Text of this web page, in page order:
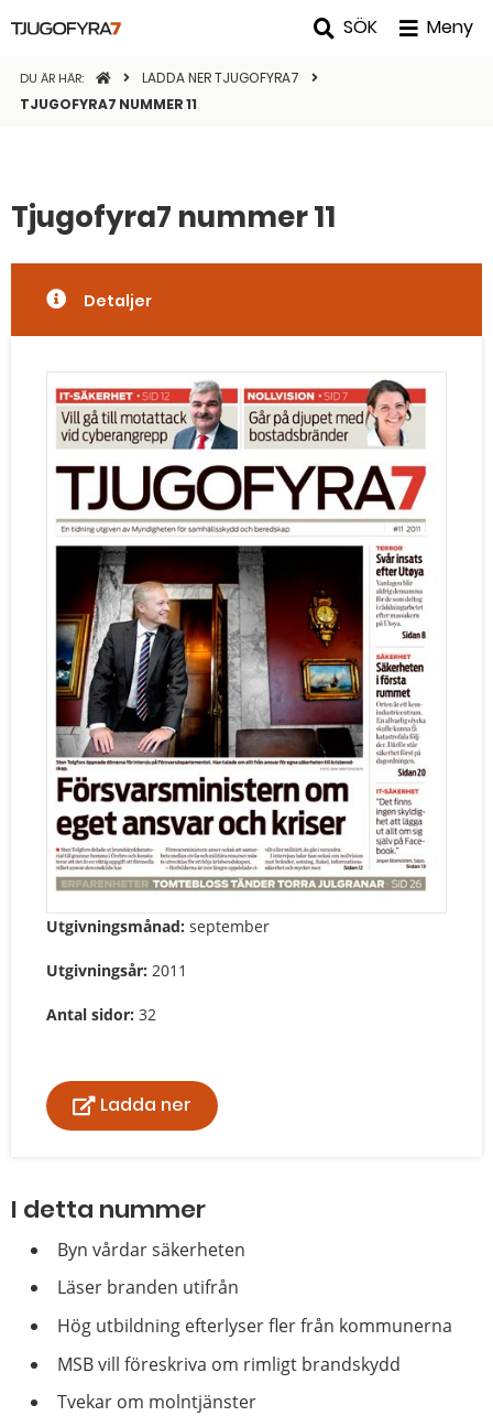
SÖK Meny
DU ÄR HÄR: STARTSIDANLADDA NER TJUGOFYRA7
TJUGOFYRA7 NUMMER 11
Tjugofyra7 nummer 11
Detaljer
Utgivningsmånad: september
Utgivningsår: 2011
Antal sidor: 32
Ladda ner
I detta nummer
Byn vårdar säkerheten
Läser branden utifrån
Hög utbildning efterlyser fler från kommunerna
MSB vill föreskriva om rimligt brandskydd
Tvekar om molntjänster